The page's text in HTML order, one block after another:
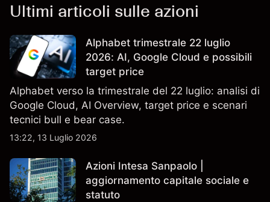
Ultimi articoli sulle azioni
Alphabet trimestrale 22 luglio
2026: AI, Google Cloud e possibili
target price
Alphabet verso la trimestrale del 22 luglio: analisi di
Google Cloud, AI Overview, target price e scenari
tecnici bull e bear case.
13:22, 13 Luglio 2026
Azioni Intesa Sanpaolo |
aggiornamento capitale sociale e
statuto